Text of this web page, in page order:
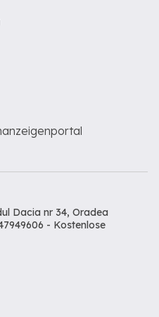
Dacia nr 34, Oradea
- Kostenlose